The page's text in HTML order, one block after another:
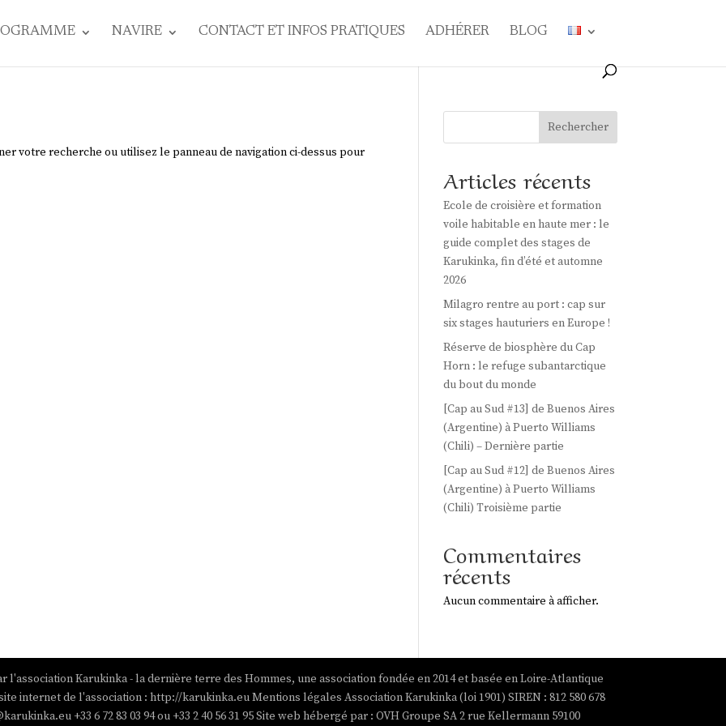
NAVIRE CONTACT ET INFOS PRATIQUES ADHÉRER BLOG
votre recherche ou utilisez le panneau de navigation ci-dessus pour
Rechercher
Articles récents
Ecole de croisière et formation
voile habitable en haute mer : le
guide complet des stages de
Karukinka, fin d’été et automne
2026
Milagro rentre au port : cap sur
six stages hauturiers en Europe !
Réserve de biosphère du Cap
Horn : le refuge subantarctique
du bout du monde
[Cap au Sud #13] de Buenos Aires
(Argentine) à Puerto Williams
(Chili) – Dernière partie
[Cap au Sud #12] de Buenos Aires
(Argentine) à Puerto Williams
(Chili) Troisième partie
Commentaires
récents
Aucun commentaire à afficher.
Karukinka - la dernière terre des Hommes, une association fondée en 2014 et basée en Loire-Atlantique
internet de l'association : http://karukinka.eu Mentions légales Association Karukinka (loi 1901) SIREN : 812 580 678
+33 6 72 83 03 94 ou +33 2 40 56 31 95 Site web hébergé par : OVH Groupe SA 2 rue Kellermann 59100